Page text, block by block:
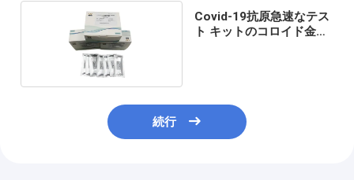
Covid-19抗原急速なテス
ト キットのコロイド金
続行